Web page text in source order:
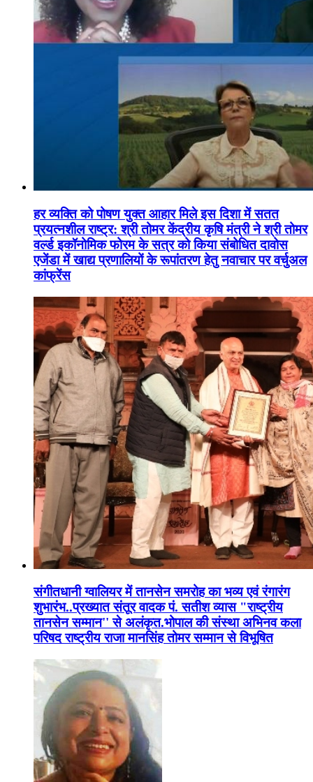
हर व्यक्ति को पोषण युक्त आहार मिले इस दिशा में सतत
प्रयत्नशील राष्ट्र: श्री तोमर केंद्रीय कृषि मंत्री ने श्री तोमर
वर्ल्ड इकॉनोमिक फोरम के सत्र को किया संबोधित दावोस
एजेंडा में खाद्य प्रणालियों के रूपांतरण हेतु नवाचार पर वर्चुअल
कांफ्रेंस
संगीतधानी ग्वालियर में तानसेन समरोह का भव्य एवं रंगारंग
शुभारंभ..प्रख्यात संतूर वादक पं. सतीश व्यास "राष्ट्रीय
तानसेन सम्मान'' से अलंकृत.भोपाल की संस्था अभिनव कला
परिषद राष्ट्रीय राजा मानसिंह तोमर सम्मान से विभूषित